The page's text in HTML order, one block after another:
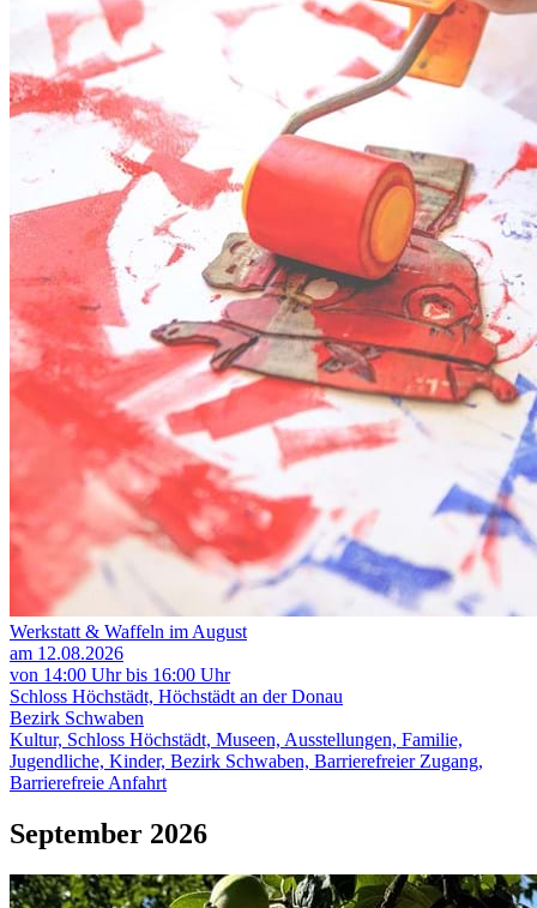
Werkstatt & Waffeln im August
am 12.08.2026
von 14:00 Uhr bis 16:00 Uhr
Schloss Höchstädt, Höchstädt an der Donau
Bezirk Schwaben
Kultur, Schloss Höchstädt, Museen, Ausstellungen, Familie,
Jugendliche, Kinder, Bezirk Schwaben, Barrierefreier Zugang,
Barrierefreie Anfahrt
September 2026